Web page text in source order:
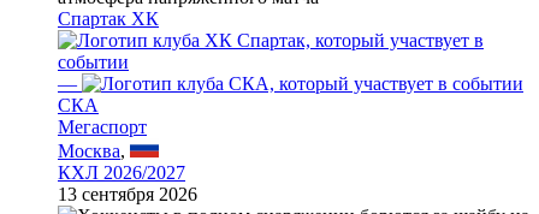
Спартак ХК
—
СКА
Мегаспорт
Москва,
КХЛ 2026/2027
13 сентября 2026